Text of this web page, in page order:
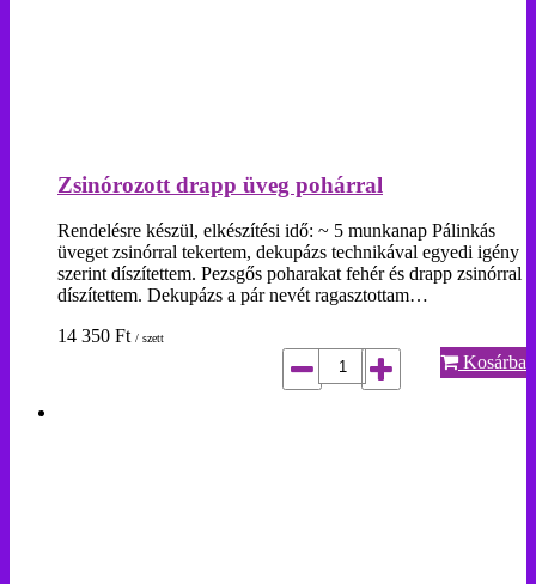
Zsinórozott drapp üveg pohárral
Rendelésre készül, elkészítési idő: ~ 5 munkanap Pálinkás
üveget zsinórral tekertem, dekupázs technikával egyedi igény
szerint díszítettem. Pezsgős poharakat fehér és drapp zsinórral
díszítettem. Dekupázs a pár nevét ragasztottam…
14 350 Ft / szett
Kosárba